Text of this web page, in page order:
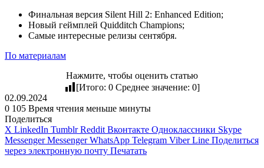
Финальная версия Silent Hill 2: Enhanced Edition;
Новый геймплей Quidditch Champions;
Самые интересные релизы сентября.
По материалам
Нажмите, чтобы оценить статью
[Итого: 0 Среднее значение: 0]
02.09.2024
0 105 Время чтения меньше минуты
Поделиться
X LinkedIn Tumblr Reddit Вконтакте Одноклассники Skype
Messenger Messenger WhatsApp Telegram Viber Line Поделиться
через электронную почту Печатать